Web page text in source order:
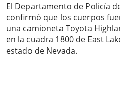
El Departamento de Policía
confirmó que los cuerpos
una camioneta Toyota
en la cuadra 1800 de East
estado de Nevada.